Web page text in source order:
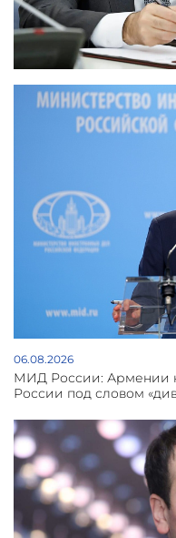
06.08.2026
МИД России: Армении
России под словом